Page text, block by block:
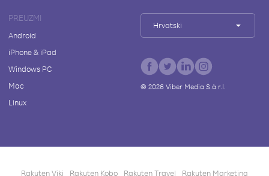
PREUZMI
Android
iPhone & iPad
Windows PC
Mac
Linux
Hrvatski
© 2026Viber Media S.à r.l.
Rakuten Viki Rakuten Kobo Rakuten Travel Rakuten Marketing